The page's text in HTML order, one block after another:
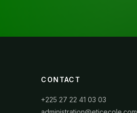
CONTACT
+225 27 22 41 03 03